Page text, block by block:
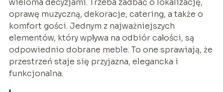
oprawę muzyczną, dekoracje, catering, a także o
komfort gości. Jednym z najważniejszych
elementów, który wpływa na odbiór całości, są
odpowiednio dobrane meble. To one sprawiają, że
przestrzeń staje się przyjazna, elegancka i
funkcjonalna.